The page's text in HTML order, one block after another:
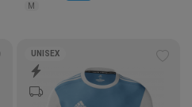
M
ønskeliste
UNISEX